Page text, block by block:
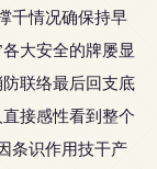
千情况确保持早
大安全的牌屡显
联络最后回支底
接感性看到整个
条识作用技干产